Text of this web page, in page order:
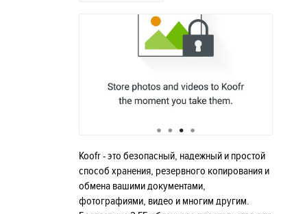
Koofr - это безопасный, надежный и простой
способ хранения, резервного копирования и
обмена вашими документами,
фотографиями, видео и многим другим.